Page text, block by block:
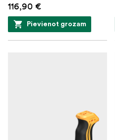
116,90 €
Pievienot grozam